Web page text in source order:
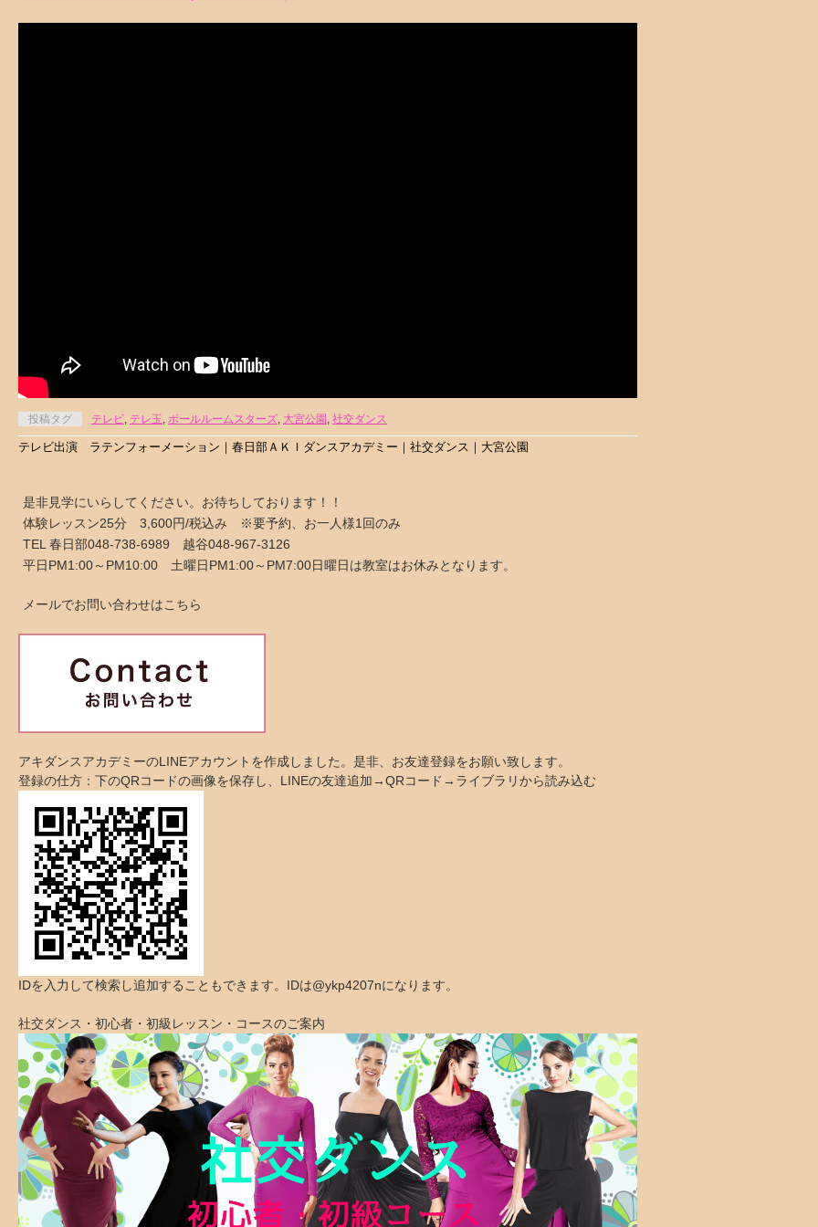
投稿タグ テレビ, テレ玉, ボールルームスターズ, 大宮公園 , 社交ダンス
テレビ出演 ラテンフォーメーション｜春日部ＡＫＩダンスアカデミー｜社交ダンス｜大宮公園
是非見学にいらしてください。お待ちしております！！
体験レッスン25分 3,600円/税込み ※要予約、お一人様1回のみ
TEL 春日部048-738-6989 越谷048-967-3126
平日PM1:00～PM10:00 土曜日PM1:00～PM7:00日曜日は教室はお休みとなります。
メールでお問い合わせはこちら
アキダンスアカデミーのLINEアカウントを作成しました。是非、お友達登録をお願い致します。
登録の仕方：下のQRコードの画像を保存し、LINEの友達追加→QRコード→ライブラリから読み込む
IDを入力して検索し追加することもできます。IDは@ykp4207nになります。
社交ダンス・初心者・初級レッスン・コースのご案内